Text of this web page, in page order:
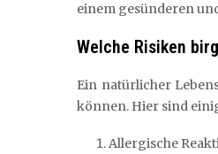
einem gesünderen
Welche Risiken
Ein natürlicher
können. Hier sind
Allergische